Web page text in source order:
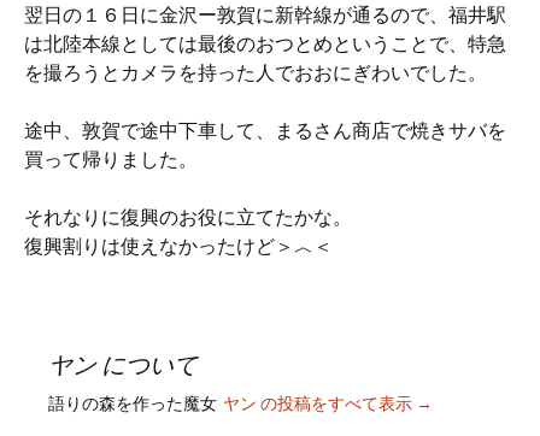
翌日の１６日に金沢ー敦賀に新幹線が通るので、福井駅
は北陸本線としては最後のおつとめということで、特急
を撮ろうとカメラを持った人でおおにぎわいでした。
途中、敦賀で途中下車して、まるさん商店で焼きサバを
買って帰りました。
それなりに復興のお役に立てたかな。
復興割りは使えなかったけど＞︿＜
ヤン について
語りの森を作った魔女 ヤン の投稿をすべて表示 →